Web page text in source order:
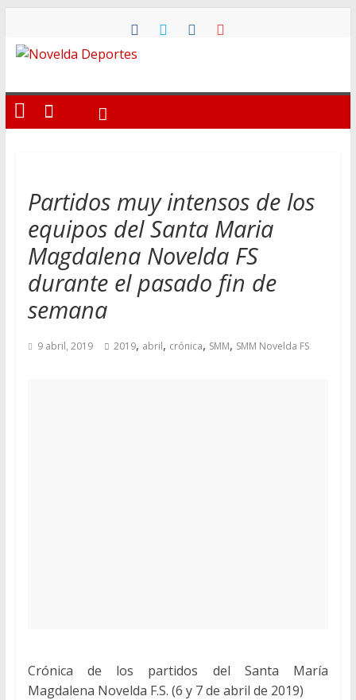
contenido
Novelda
Deportes
nuestro
deporte
Partidos muy intensos de los
equipos del Santa Maria
Magdalena Novelda FS
durante el pasado fin de
semana
9 abril, 2019 2019, abril, crónica, SMM, SMM Novelda FS
Crónica de los partidos del Santa María
Magdalena Novelda F.S. (6 y 7 de abril de 2019)